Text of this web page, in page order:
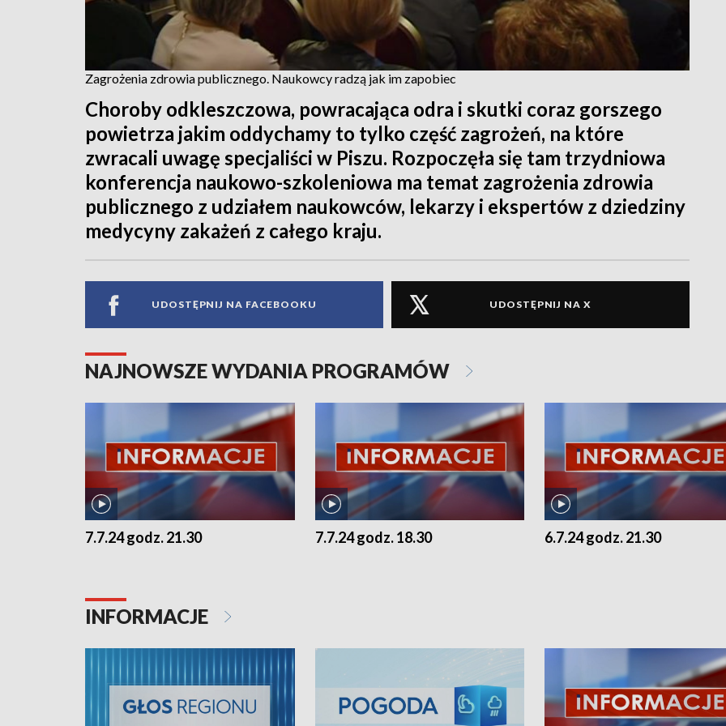
Zagrożenia zdrowia publicznego. Naukowcy radzą jak im zapobiec
Choroby odkleszczowa, powracająca odra i skutki coraz gorszego
powietrza jakim oddychamy to tylko część zagrożeń, na które
zwracali uwagę specjaliści w Piszu. Rozpoczęła się tam trzydniowa
konferencja naukowo-szkoleniowa ma temat zagrożenia zdrowia
publicznego z udziałem naukowców, lekarzy i ekspertów z dziedziny
medycyny zakażeń z całego kraju.
UDOSTĘPNIJ NA FACEBOOKU UDOSTĘPNIJ NA X
NAJNOWSZE WYDANIA PROGRAMÓW
7.7.24 godz. 21.30 7.7.24 godz. 18.30 6.7.24 godz. 21.30
INFORMACJE